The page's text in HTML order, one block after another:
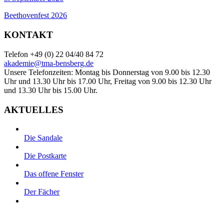
Beethovenfest 2026
KONTAKT
Telefon +49 (0) 22 04/40 84 72
akademie@tma-bensberg.de
Unsere Telefonzeiten: Montag bis Donnerstag von 9.00 bis 12.30
Uhr und 13.30 Uhr bis 17.00 Uhr, Freitag von 9.00 bis 12.30 Uhr
und 13.30 Uhr bis 15.00 Uhr.
AKTUELLES
Die Sandale
Die Postkarte
Das offene Fenster
Der Fächer